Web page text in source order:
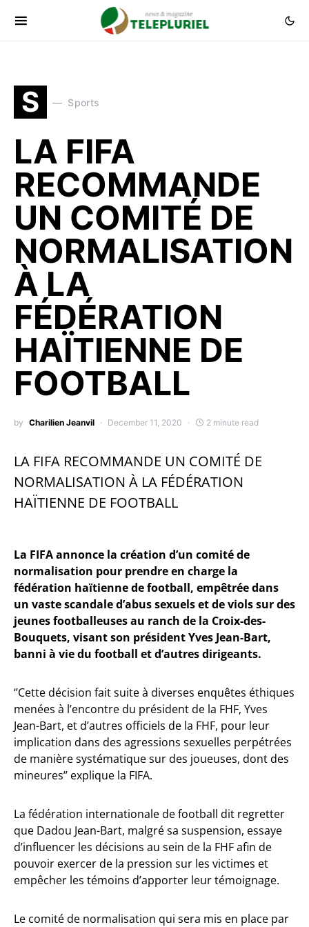
S Sports
LA FIFA
RECOMMANDE
UN COMITÉ DE
NORMALISATION
À LA
FÉDÉRATION
HAÏTIENNE DE
FOOTBALL
by Charilien Jeanvil December 11, 2020 2 minute read
LA FIFA RECOMMANDE UN COMITÉ DE
NORMALISATION À LA FÉDÉRATION
HAÏTIENNE DE FOOTBALL
La FIFA annonce la création d’un comité de
normalisation pour prendre en charge la
fédération haïtienne de football, empêtrée dans
un vaste scandale d’abus sexuels et de viols sur des
jeunes footballeuses au ranch de la Croix-des-
Bouquets, visant son président Yves Jean-Bart,
banni à vie du football et d’autres dirigeants.
‘’Cette décision fait suite à diverses enquêtes éthiques
menées à l’encontre du président de la FHF, Yves
Jean-Bart, et d’autres officiels de la FHF, pour leur
implication dans des agressions sexuelles perpétrées
de manière systématique sur des joueuses, dont des
mineures’’ explique la FIFA.
La fédération internationale de football dit regretter
que Dadou Jean-Bart, malgré sa suspension, essaye
d’influencer les décisions au sein de la FHF afin de
pouvoir exercer de la pression sur les victimes et
empêcher les témoins d’apporter leur témoignage.
Le comité de normalisation qui sera mis en place par